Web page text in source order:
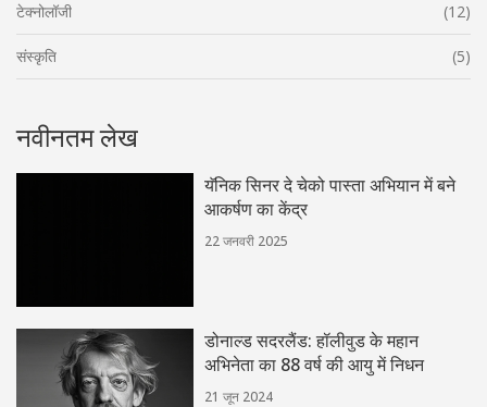
टेक्नोलॉजी (12)
संस्कृति (5)
नवीनतम लेख
यॅनिक सिनर दे चेको पास्ता अभियान में बने
आकर्षण का केंद्र
22 जनवरी 2025
डोनाल्ड सदरलैंड: हॉलीवुड के महान
अभिनेता का 88 वर्ष की आयु में निधन
21 जून 2024